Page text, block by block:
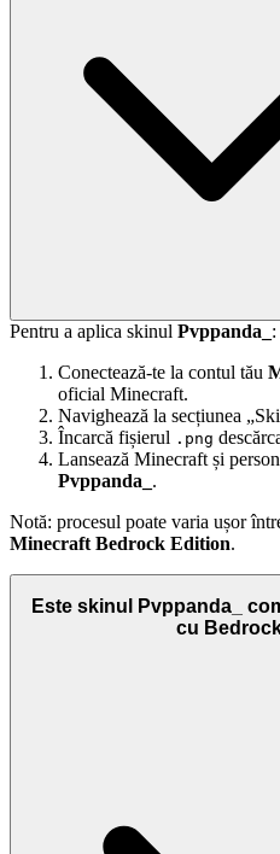
Pentru a aplica skinul Pvppanda_ :
Conectează-te la contul tău
oficial Minecraft.
Navighează la secțiunea
Încarcă fișierul .png
Lansează Minecraft și
Pvppanda_ .
Notă: procesul poate varia ușor
Minecraft Bedrock Edition.
Este skinul Pvppanda_
cu